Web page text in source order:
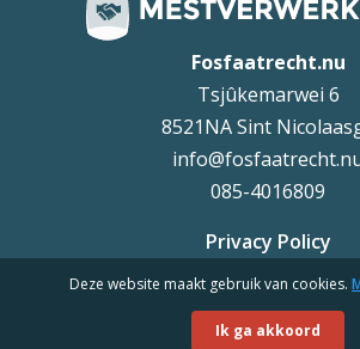
Fosfaatrecht.nu
Tsjûkemarwei 6
8521NA Sint
085-4016809
Privacy Policy
©Uteq
Deze website maakt gebruik van cookies.
Ik ga akkoord